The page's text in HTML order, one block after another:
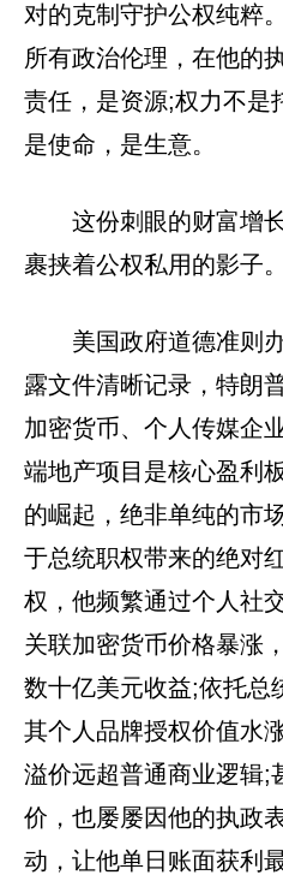
对的克制守护公权纯粹
所有政治伦理，在他的
责任，是资源;权力不是
是使命，是生意。
这份刺眼的财富增
裹挟着公权私用的影子。
美国政府道德准则
露文件清晰记录，特朗
加密货币、个人传媒企
端地产项目是核心盈利
的崛起，绝非单纯的市
于总统职权带来的绝对
权，他频繁通过个人社
关联加密货币价格暴涨
数十亿美元收益;依托总
其个人品牌授权价值水
溢价远超普通商业逻辑;
价，也屡屡因他的执政
动，让他单日账面获利